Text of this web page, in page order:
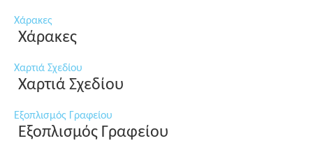
Χάρακες
Χάρακες
Χαρτιά Σχεδίου
Χαρτιά Σχεδίου
Εξοπλισμός Γραφείου
Εξοπλισμός Γραφείου